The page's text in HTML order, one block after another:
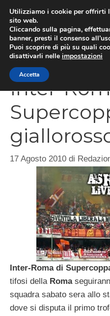
contenuto
Inter-
17 Agosto 2010 di
Inter-Roma di
tifosi della Roma
squadra sabato sera allo
dove si disputa il primo
Utilizziamo i cookie per offrirti
sito web.
Cliccando sulla pagina,
banner, presti il consenso
Puoi scoprire di più su quali
disattivarli nelle impostazioni
Accetta